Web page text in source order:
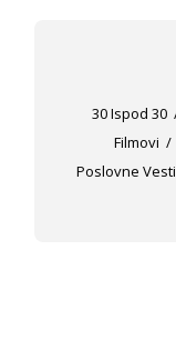
30 Ispod 30
Filmovi
Poslovne Vesti